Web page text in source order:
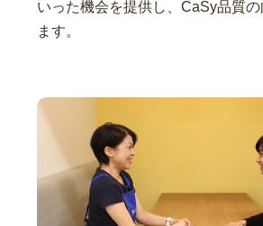
いった機会を提供し、CaSy品質
ます。